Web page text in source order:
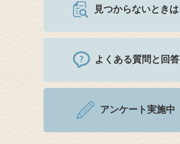
見つからないときは
よくある質問と回答
アンケート実施中